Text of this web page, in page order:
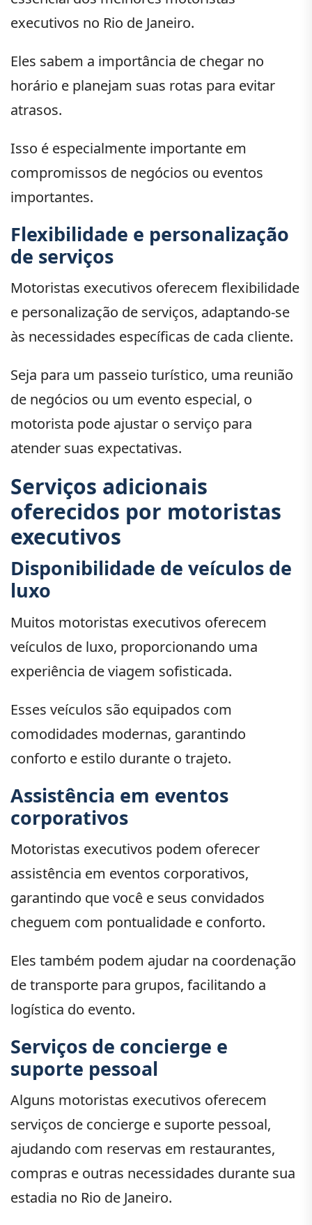
executivos no Rio de Janeiro.
Eles sabem a importância de chegar no
horário e planejam suas rotas para evitar
atrasos.
Isso é especialmente importante em
compromissos de negócios ou eventos
importantes.
Flexibilidade e personalização
de serviços
Motoristas executivos oferecem flexibilidade
e personalização de serviços, adaptando-se
às necessidades específicas de cada cliente.
Seja para um passeio turístico, uma reunião
de negócios ou um evento especial, o
motorista pode ajustar o serviço para
atender suas expectativas.
Serviços adicionais
oferecidos por motoristas
executivos
Disponibilidade de veículos de
luxo
Muitos motoristas executivos oferecem
veículos de luxo, proporcionando uma
experiência de viagem sofisticada.
Esses veículos são equipados com
comodidades modernas, garantindo
conforto e estilo durante o trajeto.
Assistência em eventos
corporativos
Motoristas executivos podem oferecer
assistência em eventos corporativos,
garantindo que você e seus convidados
cheguem com pontualidade e conforto.
Eles também podem ajudar na coordenação
de transporte para grupos, facilitando a
logística do evento.
Serviços de concierge e
suporte pessoal
Alguns motoristas executivos oferecem
serviços de concierge e suporte pessoal,
ajudando com reservas em restaurantes,
compras e outras necessidades durante sua
estadia no Rio de Janeiro.